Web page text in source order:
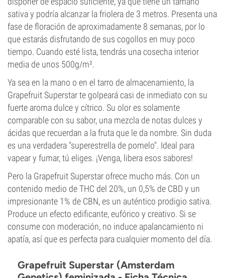
sativa y podría alcanzar la friolera de 3 metros. Presenta una
fase de floración de aproximadamente 8 semanas, por lo
que estarás disfrutando de sus cogollos en muy poco
tiempo. Cuando esté lista, tendrás una cosecha interior
media de unos 500g/m².
Ya sea en la mano o en el tarro de almacenamiento, la
Grapefruit Superstar te golpeará casi de inmediato con su
fuerte aroma dulce y cítrico. Su olor es solamente
comparable con su sabor, una mezcla de notas dulces y
ácidas que recuerdan a la fruta que le da nombre. Sin duda
es una verdadera "superestrella de pomelo". Ideal para
vapear y fumar, tú eliges. ¡Venga, libera esos sabores!
Pero la Grapefruit Superstar ofrece mucho más. Con un
contenido medio de THC del 20%, un 0,5% de CBD y un
impresionante 1% de CBN, es un auténtico prodigio sativa.
Produce un efecto edificante, eufórico y creativo. Si se
consume con moderación, no induce apalancamiento ni
apatía, así que es perfecta para cualquier momento del día.
Grapefruit Superstar (Amsterdam